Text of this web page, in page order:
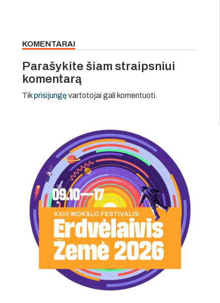
KOMENTARAI
Parašykite šiam straipsniui
komentarą
Tikprisijungęvartotojai gali komentuoti.